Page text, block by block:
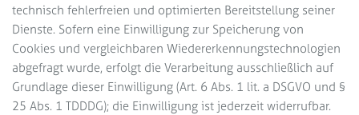
technisch fehlerfreien und optimierten Bereitstellung seiner
Dienste. Sofern eine Einwilligung zur Speicherung von
Cookies und vergleichbaren Wiedererkennungstechnologien
abgefragt wurde, erfolgt die Verarbeitung ausschließlich auf
Grundlage dieser Einwilligung (Art. 6 Abs. 1 lit. a DSGVO und §
25 Abs. 1 TDDDG); die Einwilligung ist jederzeit widerrufbar.